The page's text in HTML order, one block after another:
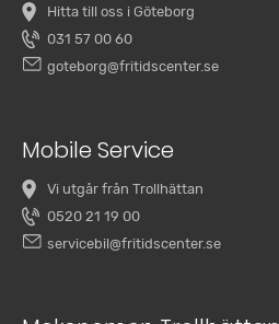
Hitta till oss i Göteborg
031 57 00 60
goteborg@fritidscenter.se
Mobile Service
Vi utgår från Trollhättan
0520 21 19 00
servicebil@fritidscenter.se